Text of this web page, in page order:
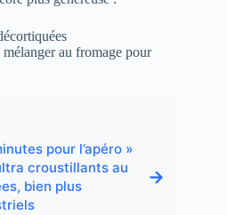
mélanger au fromage pour
pour l’apéro »
croustillants au
bien plus
→